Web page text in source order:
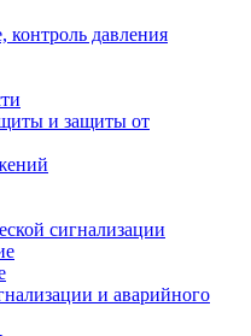
контроль давления
и защиты от
сигнализации
и аварийного